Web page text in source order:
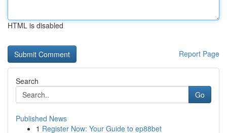
HTML is disabled
Report Page
Search
Go
Published News
1 Register Now: Your Guide to ep88bet